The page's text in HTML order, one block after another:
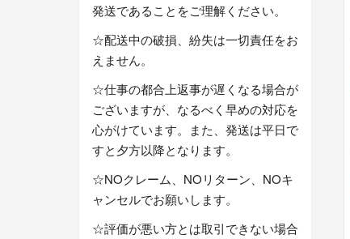
発送であることをご理解ください。
☆配送中の破損、紛失は一切責任をお
えません。
☆仕事の都合上返事が遅くなる場合が
ございますが、なるべく早めの対応を
心がけています。また、発送は平日で
すと夕方以降となります。
☆NOクレーム、NOリターン、NOキ
ャンセルでお願いします。
☆評価が悪い方とは取引できない場合